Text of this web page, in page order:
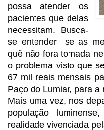
possa atender os
pacientes que delas
necessitam. Busca-
se entender se as
quê não fora tomada
o problema visto que
67 mil reais mensais
Paço do Lumiar, para
Mais uma vez, nos
população
realidade vivenciada